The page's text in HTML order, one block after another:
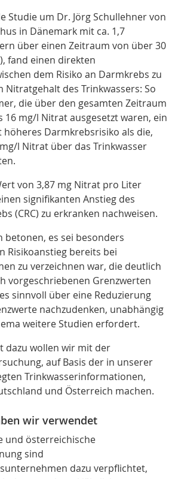
Studie um Dr. Jörg Schullehner von
in Dänemark mit ca. 1,7
über einen Zeitraum von über 30
, fand einen direkten
dem Risiko an Darmkrebs zu
Nitratgehalt des Trinkwassers: So
die über den gesamten Zeitraum
16 mg/l Nitrat ausgesetzt waren, ein
höheres Darmkrebsrisiko als die,
l Nitrat über das Trinkwasser
von 3,87 mg Nitrat pro Liter
signifikanten Anstieg des
(CRC) zu erkranken nachweisen.
betonen, es sei besonders
Risikoanstieg bereits bei
zu verzeichnen war, die deutlich
vorgeschriebenen Grenzwerten
sinnvoll über eine Reduzierung
nachzudenken, unabhängig
weitere Studien erfordert.
dazu wollen wir mit der
auf Basis der in unserer
Trinkwasserinformationen,
und Österreich machen.
wir verwendet
und österreichische
sind
dazu verpflichtet,